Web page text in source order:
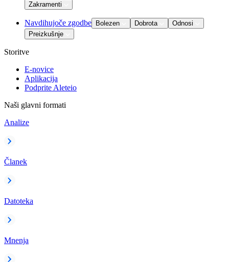
Zakramenti
Navdihujoče zgodbe Bolezen Dobrota
Odnosi
Preizkušnje
Storitve
E-novice
Aplikacija
Podprite Aleteio
Naši glavni formati
Analize
Članek
Datoteka
Mnenja